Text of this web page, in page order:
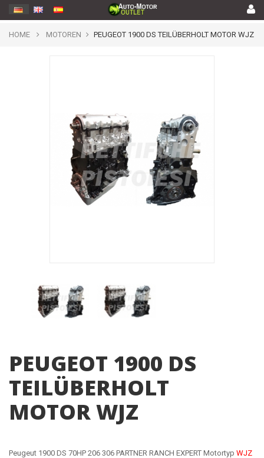
HOME MOTOREN PEUGEOT 1900 DS TEILÜBERHOLT MOTOR WJZ
PEUGEOT 1900 DS
TEILÜBERHOLT
MOTOR WJZ
Peugeut 1900 DS 70HP 206 306 PARTNER RANCH EXPERT Motortyp WJZ